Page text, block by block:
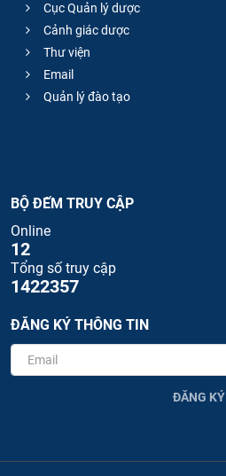
Cục Quản lý dược
Cảnh giác dược
Thư viện
Email
Quản lý đào tạo
BỘ ĐẾM TRUY CẬP
Online
12
Tổng số truy cập
1422357
ĐĂNG KÝ THÔNG TIN
ĐĂNG KÝ